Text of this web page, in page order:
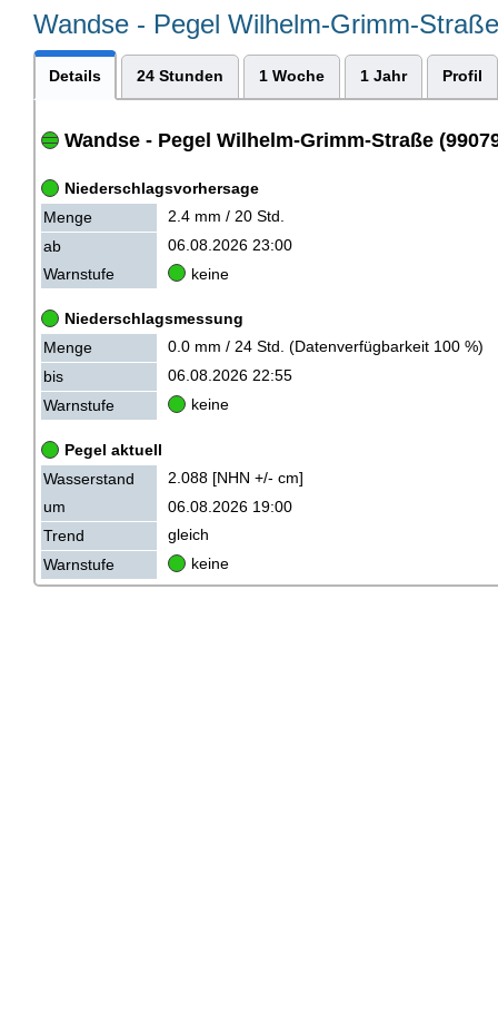
Wandse - Pegel Wilhelm-Grimm-Straße
Details 24 Stunden 1 Woche 1 Jahr Profil
Wandse - Pegel Wilhelm-Grimm-Straße
Niederschlagsvorhersage
Menge
2.4 mm / 20 Std.
ab
06.08.2026 23:00
Warnstufe
keine
Niederschlagsmessung
Menge
0.0 mm / 24 Std. (Datenverfügbarkeit 100 %)
bis
06.08.2026 22:55
Warnstufe
keine
Pegel aktuell
Wasserstand
2.088 [NHN +/- cm]
um
06.08.2026 19:00
Trend
gleich
Warnstufe
keine